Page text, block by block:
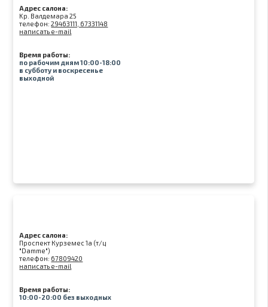
Адрес салона:
Kр. Валдемара 25
телефон:29463111, 67331148
написать e-mail
Время работы:
по рабочим дням 10:00-18:00
в субботу и воскресенье
выходной
Адрес салона:
Проспект Курземес 1а (т/ц
"Damme")
телефон: 67809420
написать e-mail
Время работы:
10:00-20:00 без выходных